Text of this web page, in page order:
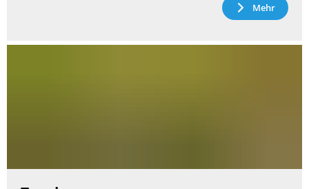
Mehr